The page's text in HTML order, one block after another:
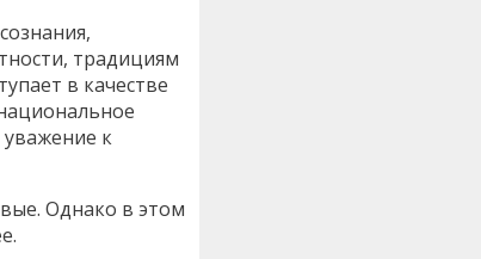
традициям
в качестве
уважение к
Однако в этом